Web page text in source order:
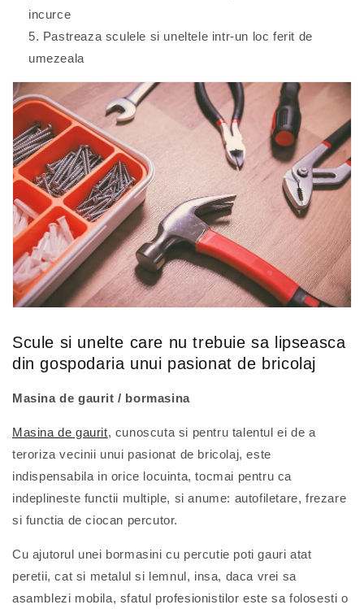
incurce
Pastreaza sculele si uneltele intr-un loc ferit de
umezeala
Scule si unelte care nu trebuie sa lipseasca
din gospodaria unui pasionat de bricolaj
Masina de gaurit / bormasina
Masina de gaurit, cunoscuta si pentru talentul ei de a
teroriza vecinii unui pasionat de bricolaj, este
indispensabila in orice locuinta, tocmai pentru ca
indeplineste functii multiple, si anume: autofiletare, frezare
si functia de ciocan percutor.
Cu ajutorul unei bormasini cu percutie poti gauri atat
peretii, cat si metalul si lemnul, insa, daca vrei sa
asamblezi mobila, sfatul profesionistilor este sa folosesti o